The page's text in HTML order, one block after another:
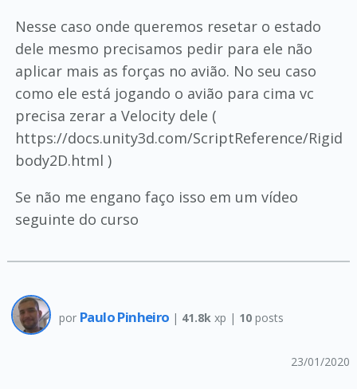
Nesse caso onde queremos resetar o estado
dele mesmo precisamos pedir para ele não
aplicar mais as forças no avião. No seu caso
como ele está jogando o avião para cima vc
precisa zerar a Velocity dele (
https://docs.unity3d.com/ScriptReference/Rigid
body2D.html )
Se não me engano faço isso em um vídeo
seguinte do curso
por Paulo Pinheiro | 41.8k xp | 10posts
23/01/2020